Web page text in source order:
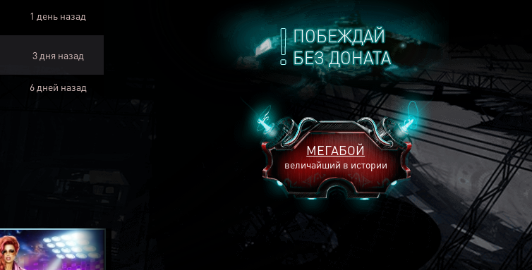
ПОБЕЖДАЙ
БЕЗ ДОНАТА
МЕГАБОЙ
величайший в истории
1 день назад
3 дня назад
6 дней назад